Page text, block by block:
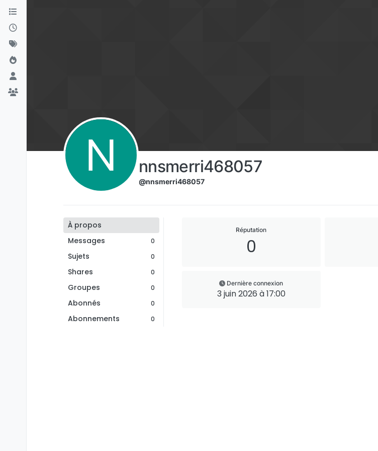
Aller directement au contenu
N nnsmerri468057
@nnsmerri468057
À propos
Messages
0
Sujets 0
Shares 0
Groupes 0
Abonnés 0
Abonnements 0
Réputation
0
Dernière connexion
3 juin 2026 à 17:00